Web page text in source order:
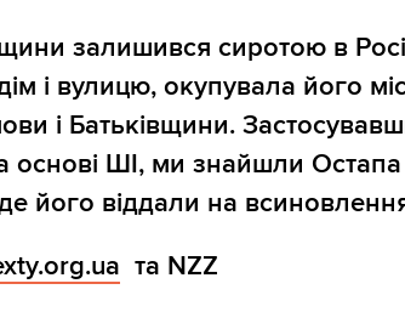
залишився сиротою в
і вулицю, окупувала його
і Батьківщини.
основі ШІ, ми знайшли Остапа
його віддали на
та NZZ